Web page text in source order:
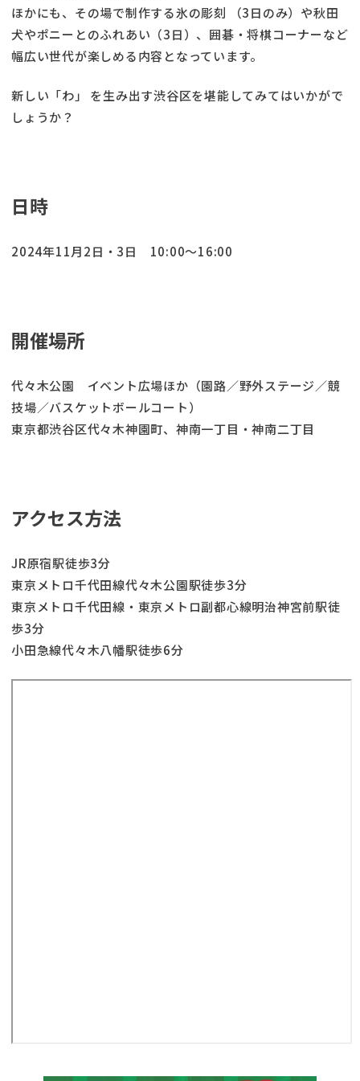
ほかにも、その場で制作する氷の彫刻 （3日のみ）や秋田
犬やポニーとのふれあい（3日）、囲碁・将棋コーナーなど
幅広い世代が楽しめる内容となっています。
新しい「わ」 を生み出す渋谷区を堪能してみてはいかがで
しょうか？
日時
2024年11月2日・3日 10:00～16:00
開催場所
代々木公園 イベント広場ほか（園路／野外ステージ／競
技場／バスケットボールコート）
東京都渋谷区代々木神園町、神南一丁目・神南二丁目
アクセス方法
JR原宿駅徒歩3分
東京メトロ千代田線代々木公園駅徒歩3分
東京メトロ千代田線・東京メトロ副都心線明治神宮前駅徒
歩3分
小田急線代々木八幡駅徒歩6分